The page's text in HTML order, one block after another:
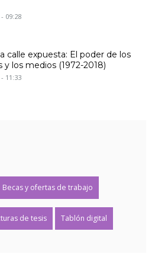
09:28
calle expuesta: El poder de los
y los medios (1972-2018)
11:33
Becas y ofertas de trabajo
de tesis Tablón digital